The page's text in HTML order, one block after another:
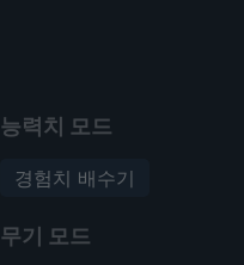
능력치 모드
경험치 배수기
무기 모드